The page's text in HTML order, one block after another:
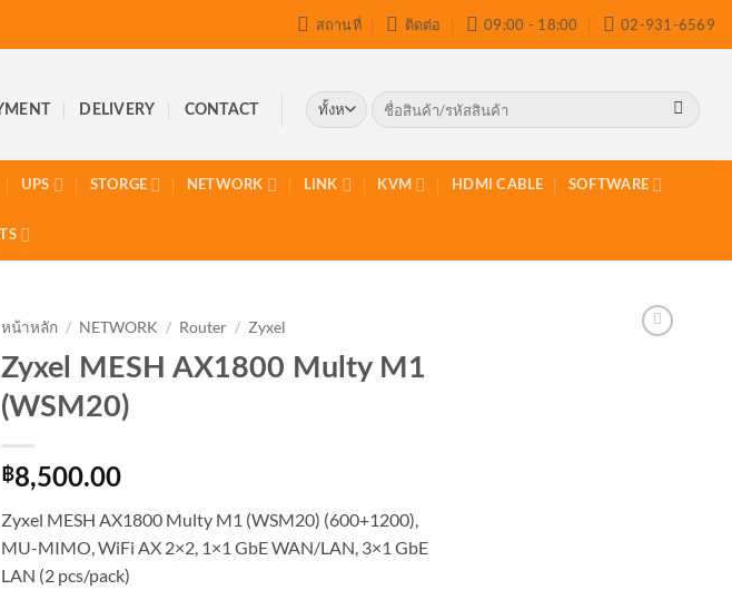
สถานที่ ติดต่อ 09:00 - 18:00 02-931-6569
DELIVERY CONTACT
ค้นหา:
UPS STORGE NETWORK LINK KVM HDMI CABLE SOFTWARE
หน้าหลัก / NETWORK / Router / Zyxel
Zyxel MESH AX1800 Multy M1
(WSM20)
฿8,500.00
Zyxel MESH AX1800 Multy M1 (WSM20) (600+1200),
MU-MIMO, WiFi AX 2×2, 1×1 GbE WAN/LAN, 3×1 GbE
LAN (2 pcs/pack)